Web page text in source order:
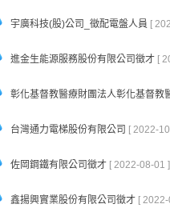
宇廣科技(股)公司_徵配電盤人員 [
進金生能源服務股份有限公司徵才 [
彰化基督教醫療財團法人彰化基督教
台灣通力電梯股份有限公司 [ 2022-
佐岡鋼鐵有限公司徵才 [ 2022-08-01 ]
鑫揚興實業股份有限公司徵才 [